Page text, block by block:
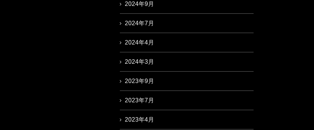
2024年9月
2024年7月
2024年4月
2024年3月
2023年9月
2023年7月
2023年4月